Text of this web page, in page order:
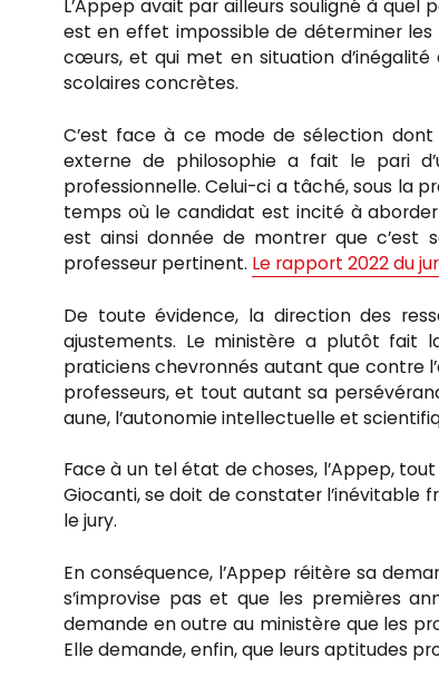
L’Appep avait par ailleurs souligné à
est en effet impossible de déterminer les
cœurs, et qui met en situation
scolaires concrètes.
C’est face à ce mode de sélection
externe de philosophie a fait le pari
professionnelle. Celui-ci a tâché, sous la
temps où le candidat est incité à
est ainsi donnée de montrer que c’est
professeur pertinent. Le rapport 2022 du
De toute évidence, la direction des
ajustements. Le ministère a plutôt fait
praticiens chevronnés autant que contre
professeurs, et tout autant sa
aune, l’autonomie intellectuelle et
Face à un tel état de choses, l’Appep,
Giocanti, se doit de constater l’inévitable
le jury.
En conséquence, l’Appep réitère sa
s’improvise pas et que les premières
demande en outre au ministère que les
Elle demande, enfin, que leurs aptitudes